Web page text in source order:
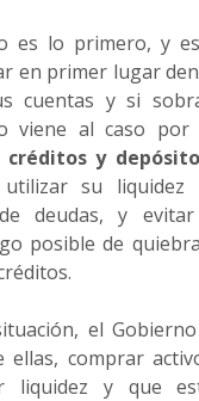
es lo primero, y
en primer lugar
cuentas y si
viene al caso por
y
su liquidez
deudas, y
posible de
el
ellas, comprar
liquidez y que